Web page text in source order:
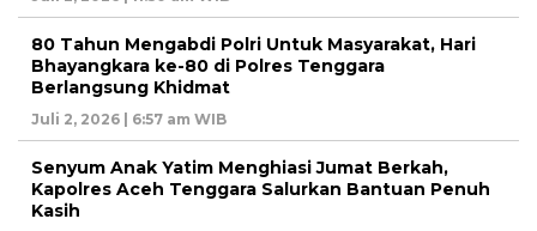
80 Tahun Mengabdi Polri Untuk Masyarakat, Hari
Bhayangkara ke-80 di Polres Tenggara
Berlangsung Khidmat
Juli 2, 2026 | 6:57 am WIB
Senyum Anak Yatim Menghiasi Jumat Berkah,
Kapolres Aceh Tenggara Salurkan Bantuan Penuh
Kasih